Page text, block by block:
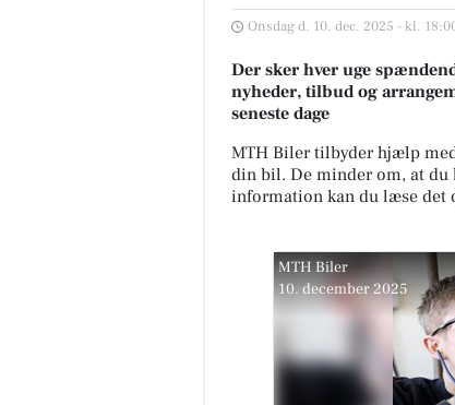
Onsdag d. 10. dec. 2025 - kl.
Der sker hver uge
nyheder, tilbud og
seneste dage
MTH Biler tilbyder hjælp
din bil. De minder om, at du
information kan du læse det
MTH Biler
10. december 2025